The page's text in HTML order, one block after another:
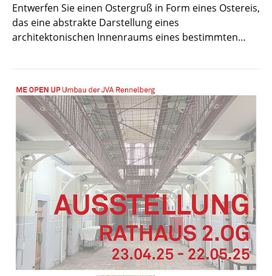
Entwerfen Sie einen Ostergruß in Form eines Ostereis,
das eine abstrakte Darstellung eines
architektonischen Innenraums eines bestimmten…